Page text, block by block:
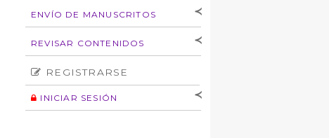
[Español ] [English]
ENVÍO DE MANUSCRITOS
autores
Derechos de autoría
Normas éticas
REVISAR CONTENIDOS
Número
Autor
REGISTRARSE
INICIAR SESIÓN